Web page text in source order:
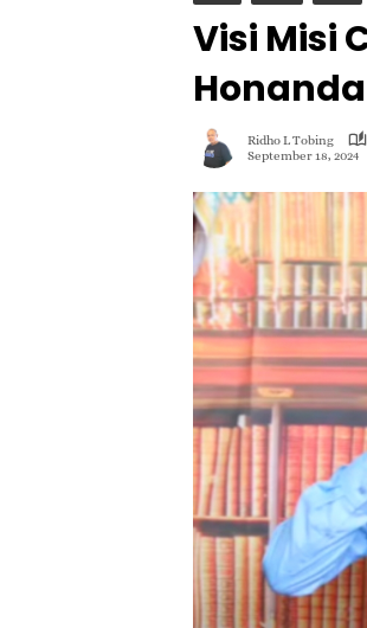
Visi Misi
Ridho L Tobing
September 18, 2024